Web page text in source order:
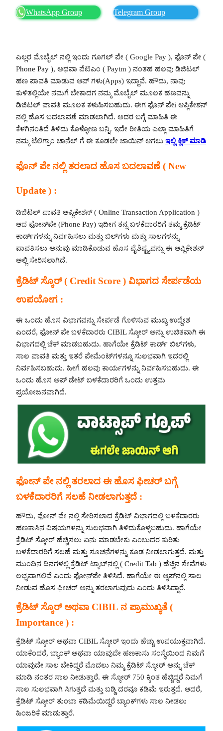
WhatsApp Group Telegram Group
ಎಲ್ಲರ ಮೊಬೈಲ್ ನಲ್ಲಿ ಇಂದು ಗೂಗಲ್ ಪೇ ( Google Pay ), ಫೊನ್ ಪೇ (
Phone Pay ), ಅಥವಾ ಪೆಟಿಎಂ ( Paytm ) ನಂತಹ ಹಲವು ಡಿಜಿಟಲ್
ಹಣ ಪಾವತಿ ಮಾಡುವ ಆಪ್ ಗಳು(Apps) ಇದ್ದಾವೆ. ಹೌದು, ನಾವು
ಕುಳಿತಲ್ಲಿಯೇ ನಮಗೆ ಬೇಕಾದಗ ನಮ್ಮ ಮೊಬೈಲ್ ಮೂಲಕ ಹಣವನ್ನು
ಡಿಜಿಟಲ್ ಪಾವತಿ ಮೂಲಕ ಕಳುಹಿಸಬಹುದು. ಈಗ ಫೊನ್ ಪೇi ಆಪ್ಲಿಕೇಶನ್
ನಲ್ಲಿ ಹೊಸ ಬದಲಾವಣೆ ಮಾಡಲಾಗಿದೆ. ಅದರ ಬಗ್ಗೆ ಮಾಹಿತಿ ಈ
ಕೆಳಗಿನಂತಿದೆ ತಿಳಿದು ಕೊಳ್ಳೋಣ ಬನ್ನಿ. ಇದೇ ರೀತಿಯ ಎಲ್ಲಾ ಮಾಹಿತಿಗೆ
ನಮ್ಮ ಟೆಲಿಗ್ರಾಂ ಚಾನೆಲ್ ಗೆ ಈ ಕೂಡಲೇ ಜಾಯಿನ್ ಆಗಲು ಇಲ್ಲಿ ಕ್ಲಿಕ್ ಮಾಡಿ
ಫೊನ್ ಪೇ ನಲ್ಲಿ ತರಲಾದ ಹೊಸ ಬದಲಾವಣೆ ( New
Update ) :
ಡಿಜಿಟಲ್ ಪಾವತಿ ಅಪ್ಲಿಕೇಶನ್ ( Online Transaction Application )
ಆದ ಫೋನ್‌ಪೇ (Phone Pay) ಇದೀಗ ತನ್ನ ಬಳಕೆದಾರರಿಗೆ ತಮ್ಮ ಕ್ರೆಡಿಟ್
ಕಾರ್ಡ್‌ಗಳನ್ನು ನಿರ್ವಹಿಸಲು ಮತ್ತು ಬಿಲ್‌ಗಳು ಮತ್ತು ಸಾಲಗಳನ್ನು
ಪಾವತಿಸಲು ಅನುವು ಮಾಡಿಕೊಡುವ ಹೊಸ ವೈಶಿಷ್ಟ್ಯವನ್ನು ಈ ಆಪ್ಲಿಕೇಶನ್
ಅಲ್ಲಿ ಸೇರಿಸಲಾಗಿದೆ.
ಕ್ರೆಡಿಟ್ ಸ್ಕೊರ್ ( Credit Score ) ವಿಭಾಗದ ಸೇರ್ಪಡೆಯ
ಉಪಯೋಗ :
ಈ ಒಂದು ಹೊಸ ವಿಭಾಗವನ್ನು ಸೇರ್ಪಡೆ ಗೊಳಿಸುವ ಮುಖ್ಯ ಉದ್ದೇಶ
ಎಂದರೆ, ಫೋನ್ ಪೇ ಬಳಕೆದಾರರು CIBIL ಸ್ಕೋರ್ ಅನ್ನು ಉಚಿತವಾಗಿ ಈ
ವಿಭಾಗದಲ್ಲಿ ಚೆಕ್ ಮಾಡಬಹುದು. ಹಾಗೆಯೇ ಕ್ರೆಡಿಟ್ ಕಾರ್ಡ್ ಬಿಲ್‌ಗಳು,
ಸಾಲ ಪಾವತಿ ಮತ್ತು ಇತರೆ ಪೇಮೆಂಟ್‌ಗಳನ್ನೂ ಸುಲಭವಾಗಿ ಇದರಲ್ಲಿ
ನಿರ್ವಹಿಸಬಹುದು. ಹೀಗೆ ಹಲವು ಕಾರ್ಯಗಳನ್ನು ನಿರ್ವಹಿಸಬಹುದು. ಈ
ಒಂದು ಹೊಸ ಅಪ್ ಡೇಟ್ ಬಳಕೆದಾರರಿಗೆ ಒಂದು ಉತ್ತಮ
ಪ್ರಯೋಜನವಾಗಿದೆ.
ಫೋನ್ ಪೇ ನಲ್ಲಿ ತರಲಾದ ಈ ಹೊಸ ಫೀಚರ್ ಬಗ್ಗೆ
ಬಳಕೆದಾರರಿಗೆ ಸಲಹೆ ನೀಡಲಾಗುತ್ತದೆ :
ಹೌದು, ಫೋನ್ ಪೇ ನಲ್ಲಿ ಸೇರಿಸಲಾದ ಕ್ರೆಡಿಟ್ ವಿಭಾಗದಲ್ಲಿ ಬಳಕೆದಾರರು
ಹಣಕಾಸಿನ ವಿಷಯಗಳನ್ನು ಸುಲಭವಾಗಿ ತಿಳಿದುಕೊಳ್ಳಬಹುದು. ಹಾಗೆಯೇ
ಕ್ರೆಡಿಟ್ ಸ್ಕೋರ್ ಹೆಚ್ಚಿಸಲು ಏನು ಮಾಡಬೇಕು ಎಂಬುದರ ಕುರಿತು
ಬಳಕೆದಾರರಿಗೆ ಸಲಹೆ ಮತ್ತು ಸೂಚನೆಗಳನ್ನು ಕೂಡ ನೀಡಲಾಗುತ್ತದೆ. ಮತ್ತು
ಮುಂದಿನ ದಿನಗಳಲ್ಲಿ ಕ್ರೆಡಿಟ್ ಟ್ಯಾಬ್‌ನಲ್ಲಿ ( Credit Tab ) ಹೆಚ್ಚಿನ ಸೇವೆಗಳು
ಲಭ್ಯವಾಗಲಿವೆ ಎಂದು ಫೋನ್‌ಪೇ ತಿಳಿಸಿದೆ. ಹಾಗೆಯೇ ಈ ಆ್ಯಪ್‌ನಲ್ಲಿ ಸಾಲ
ನೀಡುವ ಹೊಸ ಫೀಚರ್‌ ಅನ್ನು ತರಲಾಗುವುದು ಎಂದು ತಿಳಿಸಿದ್ದಾರೆ.
ಕ್ರೆಡಿಟ್ ಸ್ಕೊರ್ ಅಥವಾ CIBIL ನ ಪ್ರಾಮುಖ್ಯತೆ (
Importance ) :
ಕ್ರೆಡಿಟ್ ಸ್ಕೋರ್ ಅಥವಾ CIBIL ಸ್ಕೋರ್ ಇಂದು ಹೆಚ್ಚು ಉಪಯುಕ್ತವಾಗಿದೆ.
ಯಾಕೆಂದರೆ, ಬ್ಯಾಂಕ್ ಅಥವಾ ಯಾವುದೇ ಹಣಕಾಸು ಸಂಸ್ಥೆಯಿಂದ ನಿಮಗೆ
ಯಾವುದೇ ಸಾಲ ಬೇಕಿದ್ದರೆ ಮೊದಲು ನಿಮ್ಮ ಕ್ರೆಡಿಟ್ ಸ್ಕೋರ್ ಅನ್ನು ಚೆಕ್
ಮಾಡಿ ನಂತರ ಸಾಲ ನೀಡುತ್ತಾರೆ. ಈ ಸ್ಕೋರ್ 750 ಕ್ಕಿಂತ ಹೆಚ್ಚಿದ್ದರೆ ನಿಮಗೆ
ಸಾಲ ಸುಲಭವಾಗಿ ಸಿಗುತ್ತದೆ ಮತ್ತು ಬಡ್ಡಿ ದರವೂ ಕಡಿಮೆ ಇರುತ್ತದೆ. ಆದರೆ,
ಕ್ರೆಡಿಟ್ ಸ್ಕೋರ್ ತುಂಬಾ ಕಡಿಮೆಯಿದ್ದರೆ ಬ್ಯಾಂಕ್‌ಗಳು ಸಾಲ ನೀಡಲು
ಹಿಂಜರಿಕೆ ಮಾಡುತ್ತಾರೆ.